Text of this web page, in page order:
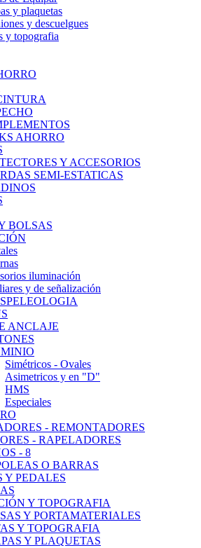
y plaquetas
y descuelgues
y topografia
AHORRO
Y ACCESORIOS
SEMI-ESTATICAS
BOLSAS
iluminación
y de señalización
ANCLAJE
Simétricos - Ovales
Asimetricos y en "D"
HMS
Especiales
- REMONTADORES
- RAPELADORES
- 8
O BARRAS
Y PEDALES
Y TOPOGRAFIA
Y PORTAMATERIALES
Y TOPOGRAFIA
Y PLAQUETAS